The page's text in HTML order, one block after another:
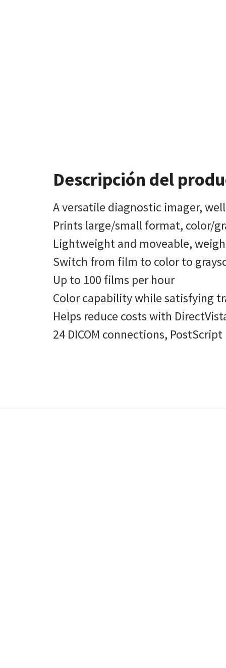
Descripción del
A versatile diagnostic imager,
Prints large/small format, color/
Lightweight and moveable,
Switch from film to color to
Up to 100 films per hour
Color capability while satisfying
Helps reduce costs with
24 DICOM connections,